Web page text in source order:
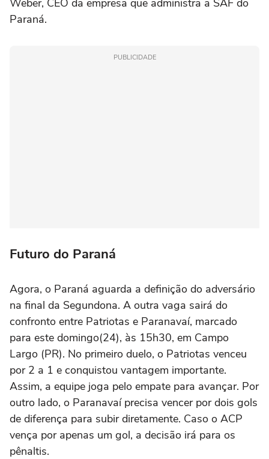
Paraná.
PUBLICIDADE
Futuro do Paraná
Agora, o Paraná aguarda a definição do adversário
na final da Segundona. A outra vaga sairá do
confronto entre Patriotas e Paranavaí, marcado
para este domingo(24), às 15h30, em Campo
Largo (PR). No primeiro duelo, o Patriotas venceu
por 2 a 1 e conquistou vantagem importante.
Assim, a equipe joga pelo empate para avançar. Por
outro lado, o Paranavaí precisa vencer por dois gols
de diferença para subir diretamente. Caso o ACP
vença por apenas um gol, a decisão irá para os
pênaltis.